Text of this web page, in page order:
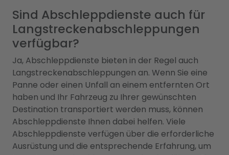
Sind Abschleppdienste auch für
Langstreckenabschleppungen
verfügbar?
Ja, Abschleppdienste bieten in der Regel auch
Langstreckenabschleppungen an. Wenn Sie eine
Panne oder einen Unfall an einem entfernten Ort
haben und Ihr Fahrzeug zu Ihrer gewünschten
Destination transportiert werden muss, können
Abschleppdienste Ihnen dabei helfen. Viele
Abschleppdienste verfügen über die erforderliche
Ausrüstung und die entsprechende Erfahrung, um